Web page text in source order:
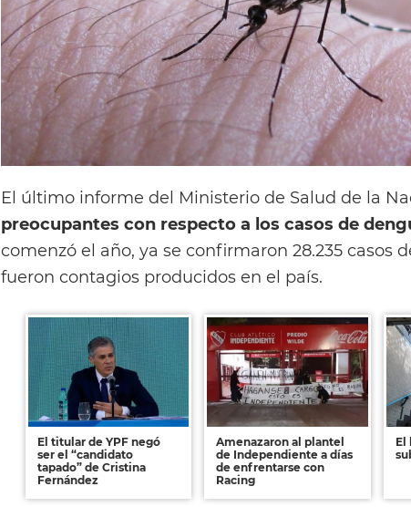
El último informe del Ministerio de Salud de la
preocupantes con respecto a los casos de
comenzó el año, ya se confirmaron 28.235 casos
fueron contagios producidos en el país.
El titular de YPF negó
ser el “candidato
tapado” de Cristina
Fernández
Amenazaron al plantel
de Independiente a días
de enfrentarse con
Racing
El